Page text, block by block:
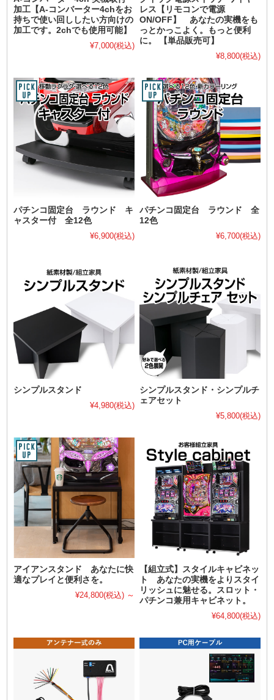
加工【A-コンバーター4chをお
持ちで使い回ししたい方向けの
加工です。2chでも使用可能】
¥7,000(税込)
レス【リモコンで電源
ON/OFF】 あなたの実機をも
っとかっこよく。もっと便利
に。 【単品販売可】
¥8,800(税込)
パチンコ固定台 ラウンド キ
ャスター付 全12色
¥6,900(税込)
パチンコ固定台 ラウンド 全
12色
¥6,700(税込)
シンプルスタンド
¥4,980(税込)
シンプルスタンド・シンプルチ
ェアセット
¥5,800(税込)
アイアンスタンド あなたに快
適なプレイと便利さを。
¥24,800(税込) ～
【組立式】スタイルキャビネッ
ト あなたの実機をよりスタイ
リッシュに魅せる。スロット・
パチンコ兼用キャビネット。
¥64,800(税込)